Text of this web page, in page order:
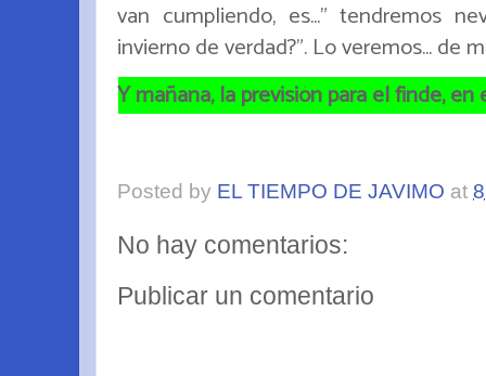
van cumpliendo, es..." tendremos
invierno de verdad?". Lo veremos... de
Y mañana, la previsión para el finde,
Posted by EL TIEMPO DE JAVIMO at
No hay comentarios:
Publicar un comentario